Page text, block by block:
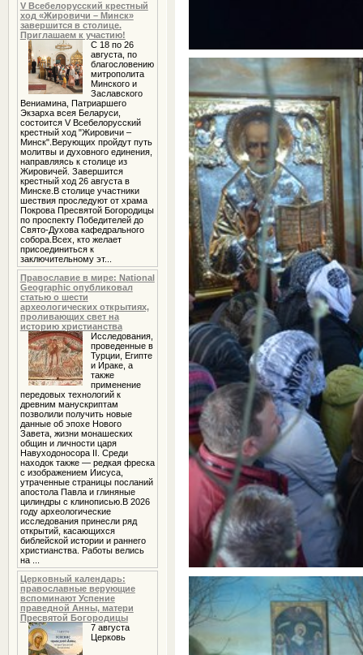
V Всебелорусский крестный
ход «Жировичи – Минск»
завершится в столице.
Приглашаем к участию!
С 18 по 26
августа, по
благословению
митрополита
Минского и
Заславского
Вениамина, Патриаршего
Экзарха всея Беларуси,
состоится V Всебелорусский
крестный ход "Жировичи –
Минск".Верующих пройдут путь
молитвы и духовного единения,
направляясь к столице из
Жировичей. Завершится
крестный ход 26 августа в
Минске.В столице участники
шествия проследуют от храма
Покрова Пресвятой Богородицы
по проспекту Победителей до
Свято-Духова кафедрального
собора.Всех, кто желает
присоединиться к
заключительному эт...
Православие в мире: National
Geographic опубликовал
статью о шести
археологических открытиях,
проливающих свет на
историю христианства
Исследования,
проведенные в
Турции, Египте
и Ираке, а
также
применение
передовых технологий к
древним манускриптам
позволили получить новые
данные об эпохе Нового
Завета, жизни монашеских
общин и личности царя
Навуходоносора II. Среди
находок также — редкая фреска
с изображением Иисуса,
утраченные страницы посланий
апостола Павла и глиняные
цилиндры с клинописью.В 2026
году археологические
исследования принесли ряд
открытий, касающихся
библейской истории и раннего
христианства. Работы велись
на ...
Церковный календарь:
православные верующие
вспоминают Успение
праведной Анны, матери
Пресвятой Богородицы
7 августа
Церковь